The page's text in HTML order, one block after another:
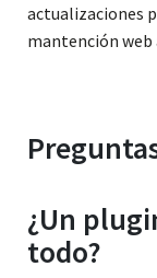
actualizaciones
mantención web
¿Un
todo?